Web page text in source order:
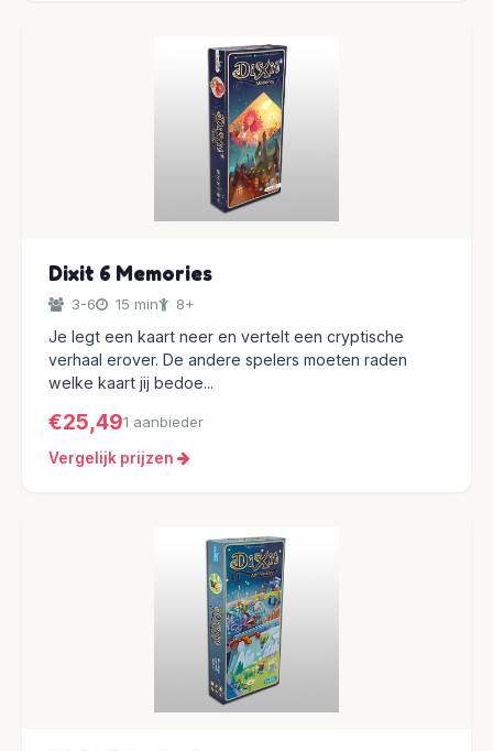
Dixit 6 Memories
3-6 15 min 8+
Je legt een kaart neer en vertelt een cryptische
verhaal erover. De andere spelers moeten raden
welke kaart jij bedoe...
€25,491 aanbieder
Vergelijk prijzen